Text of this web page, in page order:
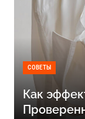
СОВЕТЫ
Как